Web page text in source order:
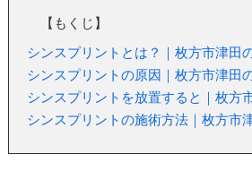
【もくじ】
シンスプリントとは？｜枚方市津田
シンスプリントの原因｜枚方市津田
シンスプリントを放置すると｜枚方
シンスプリントの施術方法｜枚方市